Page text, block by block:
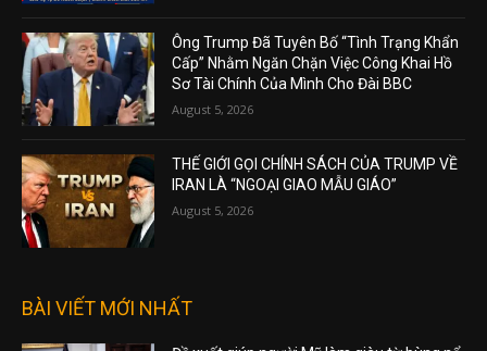
Ông Trump Đã Tuyên Bố “Tình Trạng Khẩn
Cấp” Nhằm Ngăn Chặn Việc Công Khai Hồ
Sơ Tài Chính Của Mình Cho Đài BBC
August 5, 2026
THẾ GIỚI GỌI CHÍNH SÁCH CỦA TRUMP VỀ
IRAN LÀ “NGOẠI GIAO MẪU GIÁO”
August 5, 2026
BÀI VIẾT MỚI NHẤT